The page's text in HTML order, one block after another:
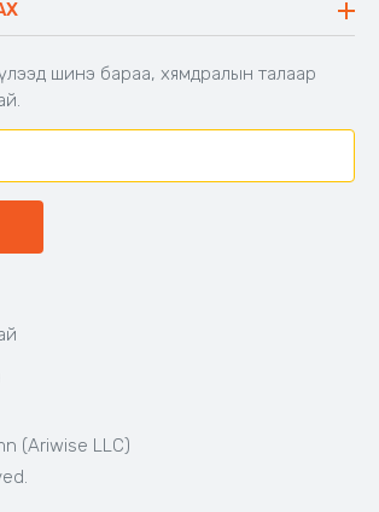
шинэ бараа, хямдралын талаар
(Ariwise LLC)